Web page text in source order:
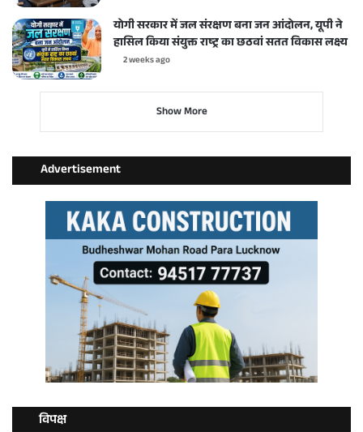
योगी सरकार में जल संरक्षण बना जन आंदोलन, यूपी ने
हासिल किया संयुक्त राष्ट्र का छठवां सतत विकास लक्ष्य
2 weeks ago
Show More
Advertisement
विपक्ष